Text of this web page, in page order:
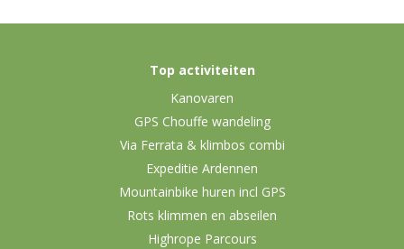
Top activiteiten
Kanovaren
GPS Chouffe wandeling
Via Ferrata & klimbos combi
Expeditie Ardennen
Mountainbike huren incl GPS
Rots klimmen en abseilen
Highrope Parcours